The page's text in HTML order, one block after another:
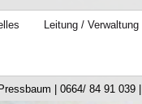
Leitung / Verwaltung
| 0664/ 84 91 039 |